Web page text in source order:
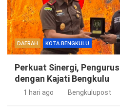
DAERAH KOTA BENGKULU
Perkuat Sinergi,
dengan Kajati Bengkulu
1 hari ago Bengkulupost